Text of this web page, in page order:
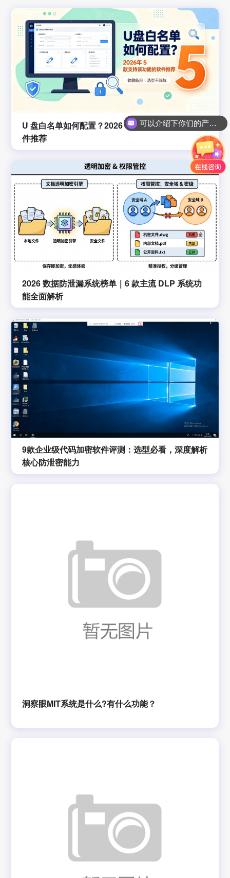
U 盘白名单如何配置？2026 年 5 款支持该功能的软
件推荐
2026 数据防泄漏系统榜单｜6 款主流 DLP 系统功
能全面解析
9款企业级代码加密软件评测：选型必看，深度解析
核心防泄密能力
洞察眼MIT系统是什么?有什么功能？
可以介绍下你们的产品么？